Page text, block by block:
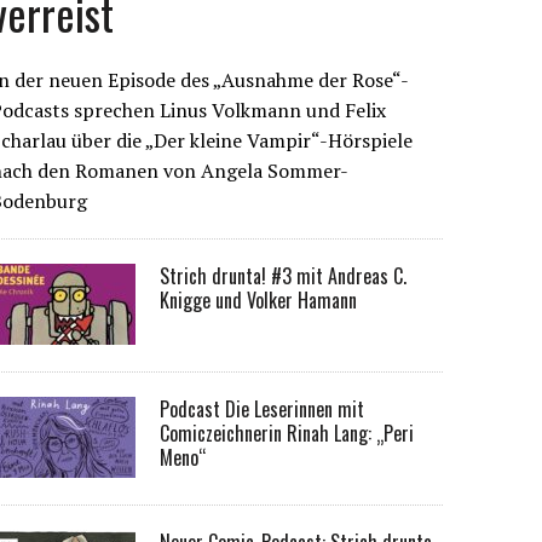
der neuen Episode des „Ausnahme der Rose“-
sprechen Linus Volkmann und Felix
über die „Der kleine Vampir“-Hörspiele
den Romanen von Angela Sommer-
Strich drunta! #3 mit Andreas C.
Knigge und Volker Hamann
Podcast Die Leserinnen mit
Comiczeichnerin Rinah Lang: „Peri
Meno“